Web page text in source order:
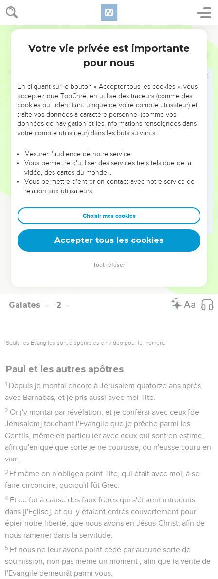
Galates 1
traditions de mes pères.
Mais quand ç'a été le bon plaisir de Dieu, qui m'avait choisi
dès le ventre de ma mère, et qui m'a appelé par sa grâce,
De révéler son Fils en moi, afin que je l'évangélisasse
parmi les Gentils, je ne commençai pas d'abord par prendre
Et je ne retournai point à Jérusalem vers ceux qui avaient
été Apôtres avant moi, mais je m'en allai en Arabie, et je
repassai à Damas.
Puis je retournai trois ans après à Jérusalem pour visiter
Pierre, et je demeurai chez lui quinze jours.
Et je ne vis aucun des autres Apôtres, sinon Jacques, le
frère du Seigneur.
Or dans les choses que je vous écris, voici, [je vous dis]
devant Dieu, que je ne mens point.
J'allai ensuite dans les pays de Syrie et de Cilicie.
Or j'étais inconnu de visage aux Eglises de Judée qui
étaient en Christ ;
Mais elles avaient seulement ouï dire : celui qui autrefois
Galates 2
Seuls les Évangiles sont disponibles en vidéo pour le moment.
Paul et les autres apôtres
1 Depuis je montai encore à Jérusalem quatorze ans après,
avec Barnabas, et je pris aussi avec moi Tite.
2 Or j'y montai par révélation, et je conférai avec ceux [de
Jérusalem] touchant l'Evangile que je prêche parmi les
Gentils, même en particulier avec ceux qui sont en estime,
afin qu'en quelque sorte je ne courusse, ou n'eusse couru en
vain.
3 Et même on n'obligea point Tite, qui était avec moi, à se
faire circoncire, quoiqu'il fût Grec.
4 Et ce fut à cause des faux frères qui s'étaient introduits
dans [l'Eglise], et qui y étaient entrés couvertement pour
épier notre liberté, que nous avons en Jésus-Christ, afin de
nous ramener dans la servitude.
5 Et nous ne leur avons point cédé par aucune sorte de
soumission, non pas même un moment ; afin que la vérité de
l'Evangile demeurât parmi vous.
Votre vie privée est importante
pour nous
En cliquant sur le bouton « Accepter tous les cookies », vous
acceptez que TopChrétien utilise des traceurs (comme des
cookies ou l'identifiant unique de votre compte utilisateur) et
traite vos données à caractère personnel (comme vos
données de navigation et les informations renseignées dans
votre compte utilisateur) dans les buts suivants :
Mesurer l'audience de notre service
Vous permettre d'utiliser des services tiers tels que de la
vidéo, des cartes du monde…
Vous permettre d'entrer en contact avec notre service de
relation aux utilisateurs.
Choisir mes cookies
Accepter tous les cookies
Tout refuser